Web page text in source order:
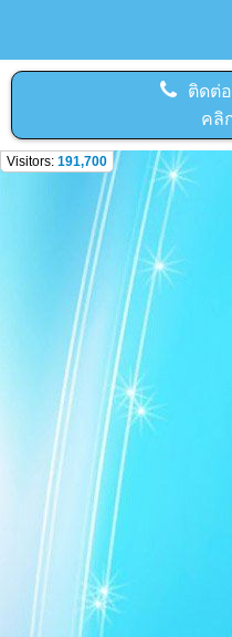
ติดต่
คลิ
Visitors: 191,700